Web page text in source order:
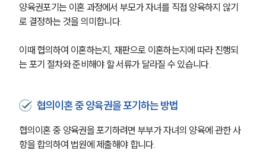
양육권포기는 이혼 과정에서 부모가 자녀를 직접 양육하지 않기
로 결정하는 것을 의미합니다.
이때 협의하여 이혼하는지, 재판으로 이혼하는지에 따라 진행되
는 포기 절차와 준비해야 할 서류가 달라질 수 있습니다.
협의이혼 중 양육권을 포기하는 방법
협의이혼 중 양육권을 포기하려면 부부가 자녀의 양육에 관한 사
항을 합의하여 법원에 제출해야 합니다.